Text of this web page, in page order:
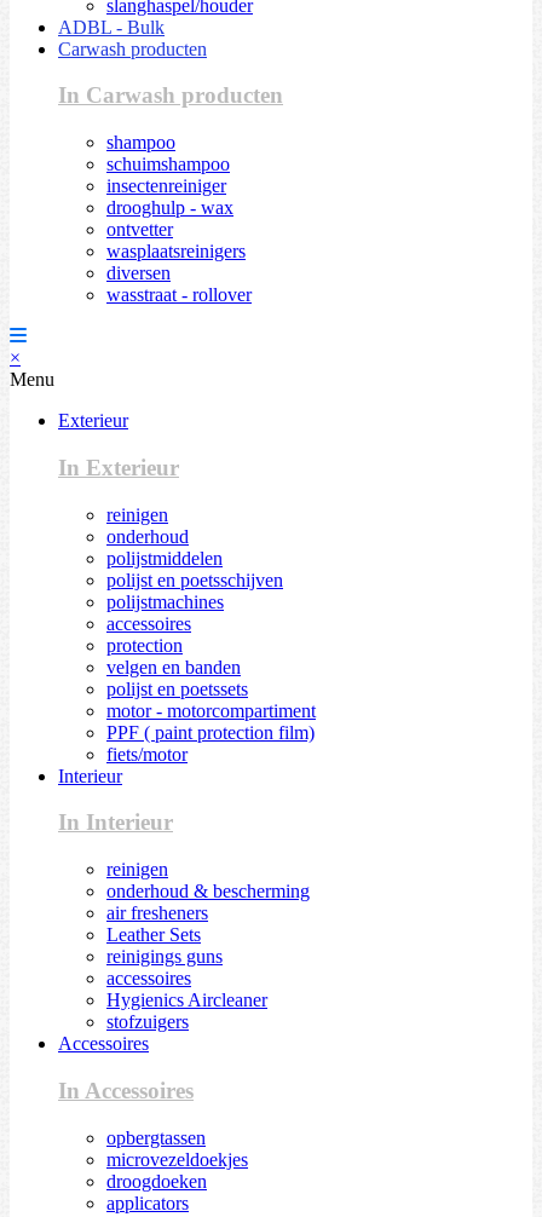
slanghaspel/houder
ADBL - Bulk
Carwash producten
In Carwash producten
shampoo
schuimshampoo
insectenreiniger
drooghulp - wax
ontvetter
wasplaatsreinigers
diversen
wasstraat - rollover
×
Menu
Exterieur
In Exterieur
reinigen
onderhoud
polijstmiddelen
polijst en poetsschijven
polijstmachines
accessoires
protection
velgen en banden
polijst en poetssets
motor - motorcompartiment
PPF ( paint protection film)
fiets/motor
Interieur
In Interieur
reinigen
onderhoud & bescherming
air fresheners
Leather Sets
reinigings guns
accessoires
Hygienics Aircleaner
stofzuigers
Accessoires
In Accessoires
opbergtassen
microvezeldoekjes
droogdoeken
applicators